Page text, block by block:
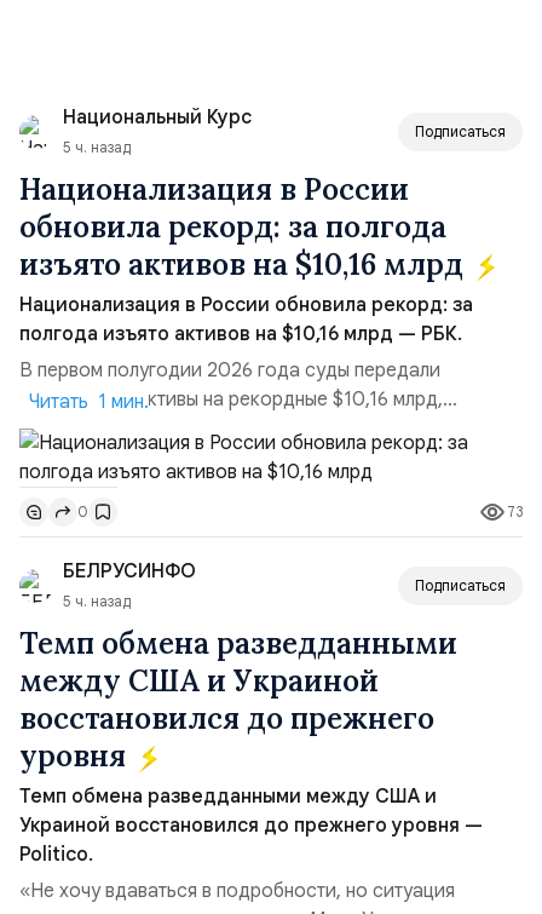
Национальный Курс
5 ч. назад
Подписаться
Национализация в России
обновила рекорд: за полгода
изъято активов на $10,16 млрд
Национализация в России обновила рекорд: за
полгода изъято активов на $10,16 млрд — РБК.
В первом полугодии 2026 года суды передали
государству активы на рекордные $10,16 млрд,
подсчитали аналитики AK&M. Это в 2,5 раза больше,
чем за аналогичный период 2025 года ($3,95 млрд).
Всего зафиксировано 15 национализационных
транзакций, которые обеспечили 42,2% денежного
объёма всего российского рынка слияний и
поглощений. Крупнейшей ...
Читать 1 мин.
0 73
БЕЛРУСИНФО
5 ч. назад
Подписаться
Темп обмена разведданными
между США и Украиной
восстановился до прежнего
уровня
Темп обмена разведданными между США и
Украиной восстановился до прежнего уровня —
Politico.
«Не хочу вдаваться в подробности, но ситуация